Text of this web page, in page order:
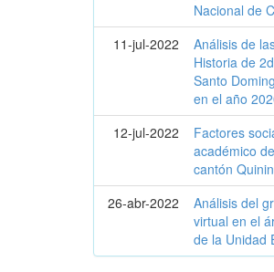
Nacional de
11-jul-2022
Análisis de
Historia de
Santo
en el año
12-jul-2022
Factores
académico
cantón
26-abr-2022
Análisis del
virtual en el
de la Unidad